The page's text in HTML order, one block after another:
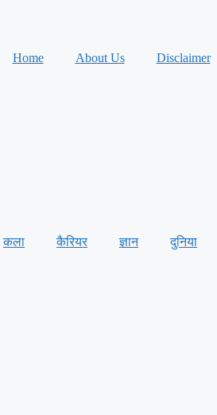
Home About Us Disclaimer
कला कैरियर ज्ञान दुनिया